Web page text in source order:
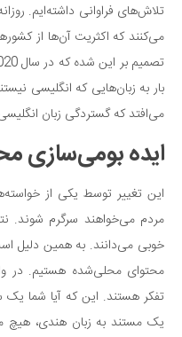
فال
مسابقه
اخبار
تلاش‌های فراوانی داشته‌ایم.
می‌کنند که اکثریت آن‌ها از
بار به زبان‌هایی که انگلیسی
می‌افتد که گستردگی زبان
ایده بومی‌سازی
این تغییر توسط یکی از
مردم می‌خواهند سرگرم شوند.
خوبی می‌دانند. به همین دلیل
محتوای محلی‌شده هستیم. در
تفکر هستند. این که آیا شما یک
یک مستند به زبان هندی،